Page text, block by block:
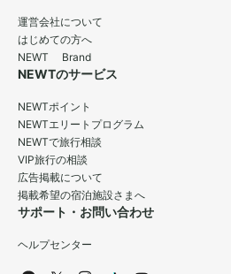
運営会社について
はじめての方へ
NEWT Brand
NEWTのサービス
NEWTポイント
NEWTエリートプログラム
NEWTで旅行相談
VIP旅行の相談
広告掲載について
掲載希望の宿泊施設さまへ
サポート・お問い合わせ
ヘルプセンター